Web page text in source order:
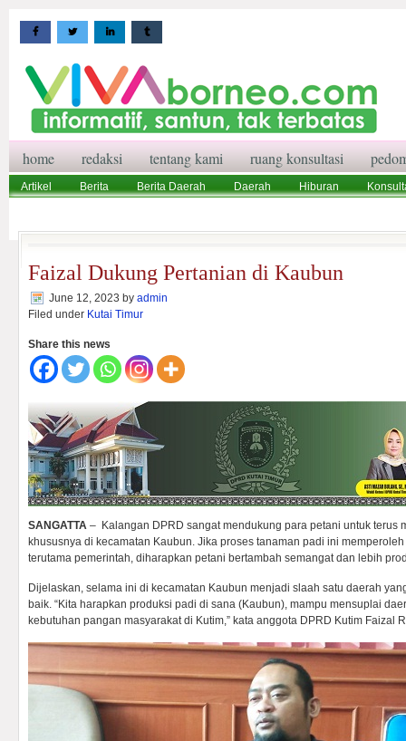
home redaksi tentang kami ruang konsultasi
Artikel Berita Berita Daerah Daerah Hiburan
Faizal Dukung Pertanian di Kaubun
June 12, 2023 by admin
Filed under Kutai Timur
Share this news
SANGATTA – Kalangan DPRD sangat mendukung para petani untuk terus
khususnya di kecamatan Kaubun. Jika proses tanaman padi ini
terutama pemerintah, diharapkan petani bertambah semangat dan lebih
Dijelaskan, selama ini di kecamatan Kaubun menjadi slaah satu daerah
baik. “Kita harapkan produksi padi di sana (Kaubun), mampu mensuplai
kebutuhan pangan masyarakat di Kutim,” kata anggota DPRD Kutim Faizal